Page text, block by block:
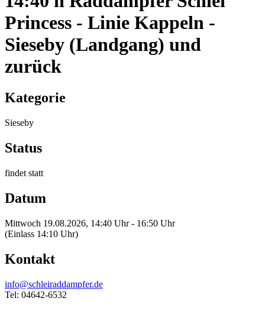
Princess - Linie Kappeln -
Sieseby (Landgang) und
zurück
Kategorie
Sieseby
Status
findet statt
Datum
Mittwoch 19.08.2026, 14:40 Uhr - 16:50 Uhr
(Einlass 14:10 Uhr)
Kontakt
info@schleiraddampfer.de
Tel: 04642-6532